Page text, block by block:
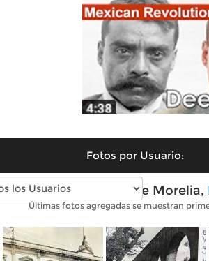
Fotos por Usuario:
Fotos antiguas de Morelia,
Últimas fotos agregadas se muestran